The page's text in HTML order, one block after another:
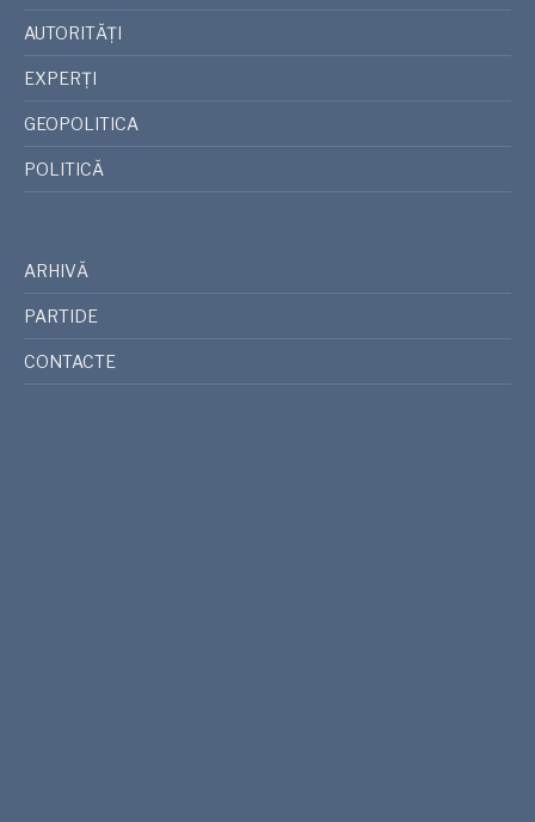
AUTORITĂȚI
EXPERȚI
GEOPOLITICA
POLITICĂ
ARHIVĂ
PARTIDE
CONTACTE